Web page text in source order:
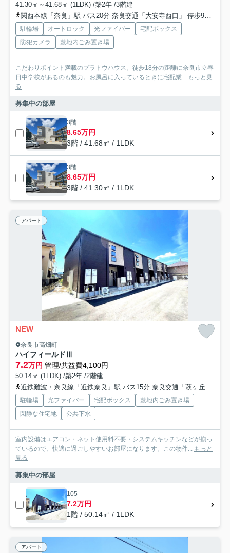
41.30㎡～41.68㎡ (1LDK) /築2年 /3階建
関西本線「奈良」駅 バス20分 奈良交通「大安寺西口」 停歩9分
駐輪場 オートロック 光ファイバー
宅配ボックス
防犯カメラ
敷地内ごみ置き場
こだわりポイント満載のプラトウハウス。徒歩18分の距離に奈良市立春
日中学校があるのも魅力。お風呂に入っているときに宅配業... もっと見
る
募集中の部屋
3階
8.65万円
3階 / 41.68㎡ / 1LDK
3階
8.65万円
3階 / 41.30㎡ / 1LDK
アパート
NEW
奈良市高畑町
ハイフィールドⅢ
7.2万円 管理/共益費4,100円
50.14㎡ (1LDK) /築2年 /2階建
近鉄難波・奈良線「近鉄奈良」駅 バス15分 奈良交通「萩ヶ丘町」 停歩2分
駐輪場 光ファイバー 宅配ボックス
敷地内ごみ置き場
閑静な住宅地
公共下水
室内設備はエアコン・ネット使用料不要・システムキッチンなどが揃っ
ているので、快適に過ごしやすいお部屋になります。この物件... もっと
見る
募集中の部屋
105
7.2万円
1階 / 50.14㎡ / 1LDK
アパート